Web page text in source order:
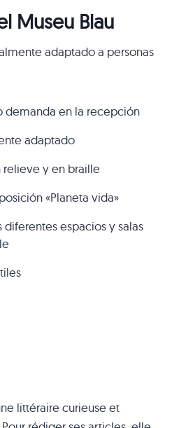
Museu Blau
adaptado a personas
demanda en la recepción
adaptado
y en braille
«Planeta vida»
espacios y salas
littéraire curieuse et